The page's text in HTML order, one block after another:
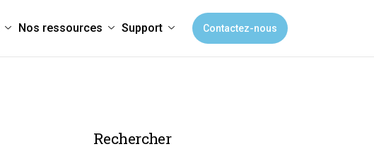
Nos ressources Support Contactez-nous
Rechercher